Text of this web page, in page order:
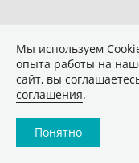
Мы используем
опыта работы на
сайт, вы
соглашения.
Понятно